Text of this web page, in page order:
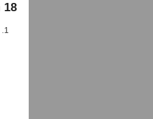
18 תגובות על ”נו, אז בטלו אותו“